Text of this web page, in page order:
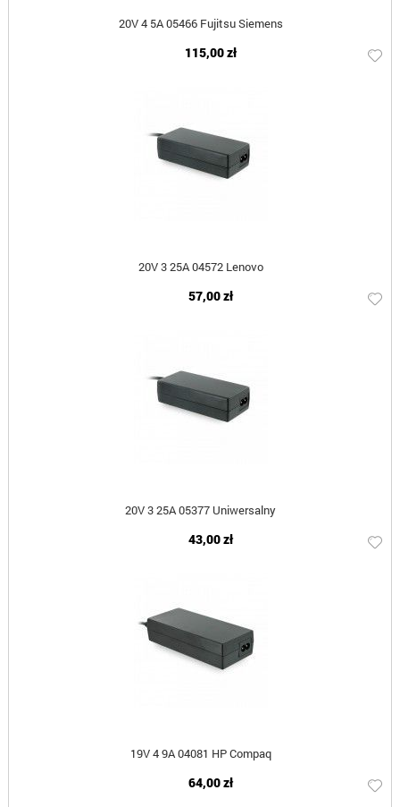
20V 4 5A 05466 Fujitsu Siemens
115,00 zł
20V 3 25A 04572 Lenovo
57,00 zł
20V 3 25A 05377 Uniwersalny
43,00 zł
19V 4 9A 04081 HP Compaq
64,00 zł